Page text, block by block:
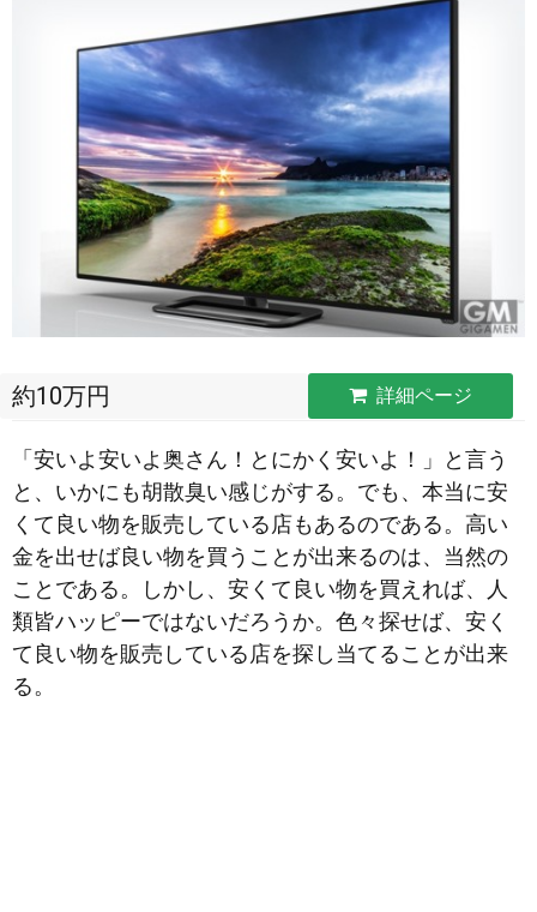
約10万円 詳細ページ
「安いよ安いよ奥さん！とにかく安いよ！」と言う
と、いかにも胡散臭い感じがする。でも、本当に安
くて良い物を販売している店もあるのである。高い
金を出せば良い物を買うことが出来るのは、当然の
ことである。しかし、安くて良い物を買えれば、人
類皆ハッピーではないだろうか。色々探せば、安く
て良い物を販売している店を探し当てることが出来
る。